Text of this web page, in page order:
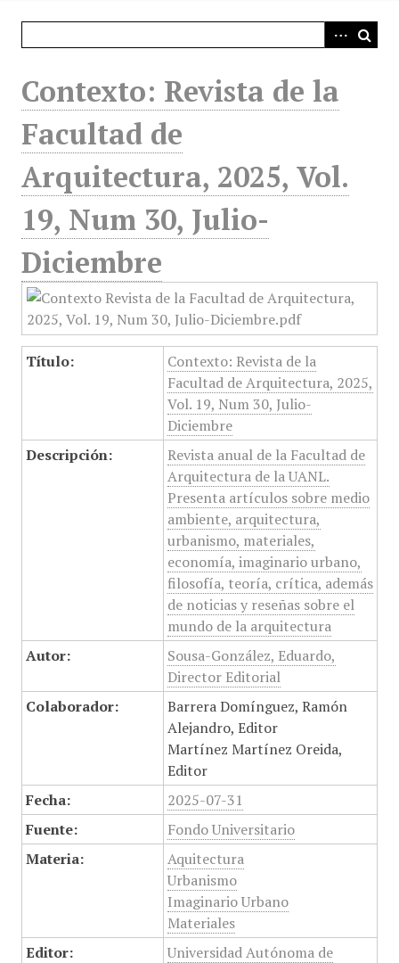
Contexto: Revista de la
Facultad de
Arquitectura, 2025, Vol.
19, Num 30, Julio-
Diciembre
Título:
Contexto: Revista de la
Facultad de Arquitectura, 2025,
Vol. 19, Num 30, Julio-
Diciembre
Descripción:
Revista anual de la Facultad de
Arquitectura de la UANL.
Presenta artículos sobre medio
ambiente, arquitectura,
urbanismo, materiales,
economía, imaginario urbano,
filosofía, teoría, crítica, además
de noticias y reseñas sobre el
mundo de la arquitectura
Autor:
Sousa-González, Eduardo,
Director Editorial
Colaborador:
Barrera Domínguez, Ramón
Alejandro, Editor
Martínez Martínez Oreida,
Editor
Fecha:
2025-07-31
Fuente:
Fondo Universitario
Materia:
Aquitectura
Urbanismo
Imaginario Urbano
Materiales
Editor:
Universidad Autónoma de